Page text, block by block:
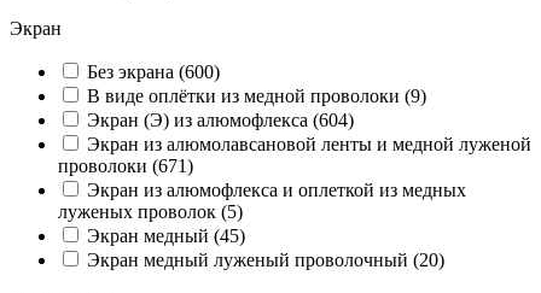
Экран
Без экрана (600)
В виде оплётки из медной проволоки (9)
Экран (Э) из алюмофлекса (604)
Экран из алюмолавсановой ленты и медной луженой
проволоки (671)
Экран из алюмофлекса и оплеткой из медных
луженых проволок (5)
Экран медный (45)
Экран медный луженый проволочный (20)